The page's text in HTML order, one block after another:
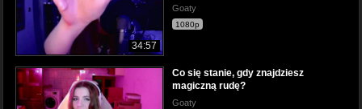
34:57
Goaty
1080p
Co się stanie, gdy znajdziesz
magiczną rudę?
Goaty